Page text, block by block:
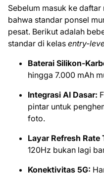
Sebelum masuk ke
bahwa standar ponsel
pesat. Berikut adalah
standar di kelas entry-
Baterai Silikon-
hingga 7.000 mAh
Integrasi AI Dasar:
pintar untuk
foto.
Layar Refresh Rate
120Hz bukan lagi
Konektivitas 5G: